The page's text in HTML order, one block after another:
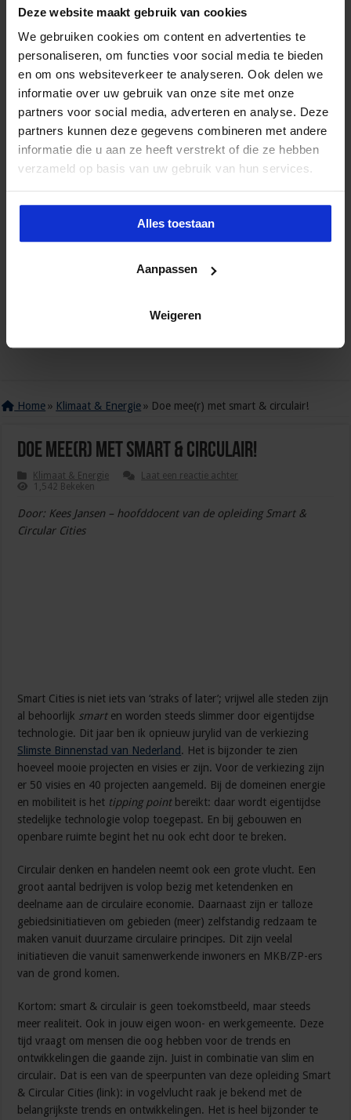
Deze website maakt gebruik van cookies
We gebruiken cookies om content en advertenties te
personaliseren, om functies voor social media te bieden
en om ons websiteverkeer te analyseren. Ook delen we
informatie over uw gebruik van onze site met onze
partners voor social media, adverteren en analyse. Deze
partners kunnen deze gegevens combineren met andere
informatie die u aan ze heeft verstrekt of die ze hebben
verzameld op basis van uw gebruik van hun services.
Alles toestaan
Aanpassen
Weigeren
Home » Klimaat & Energie » Doe mee(r) met smart & circulair!
Doe mee(r) met smart & circulair!
Klimaat & Energie
Laat een reactie achter
1,542 Bekeken
Door: Kees Jansen – hoofddocent van de opleiding Smart &
Circular Cities
Smart Cities is niet iets van ‘straks of later’; vrijwel alle steden zijn
al behoorlijk smarten worden steeds slimmer door eigentijdse
technologie. Dit jaar ben ik opnieuw jurylid van de verkiezing
Slimste Binnenstad van Nederland. Het is bijzonder te zien
hoeveel mooie projecten en visies er zijn. Voor de verkiezing zijn
er 50 visies en 40 projecten aangemeld. Bij de domeinen energie
en mobiliteit is het tipping pointbereikt: daar wordt eigentijdse
stedelijke technologie volop toegepast. En bij gebouwen en
openbare ruimte begint het nu ook echt door te breken.
Circulair denken en handelen neemt ook een grote vlucht. Een
groot aantal bedrijven is volop bezig met ketendenken en
deelname aan de circulaire economie. Daarnaast zijn er talloze
gebiedsinitiatieven om gebieden (meer) zelfstandig redzaam te
maken vanuit duurzame circulaire principes. Dit zijn veelal
initiatieven die vanuit samenwerkende inwoners en MKB/ZP-ers
van de grond komen.
Kortom: smart & circulair is geen toekomstbeeld, maar steeds
meer realiteit. Ook in jouw eigen woon- en werkgemeente. Deze
tijd vraagt om mensen die oog hebben voor de trends en
ontwikkelingen die gaande zijn. Juist in combinatie van slim en
circulair. Dat is een van de speerpunten van deze opleiding Smart
& Circular Cities (link): in vogelvlucht raak je bekend met de
belangrijkste trends en ontwikkelingen. Het is heel bijzonder te